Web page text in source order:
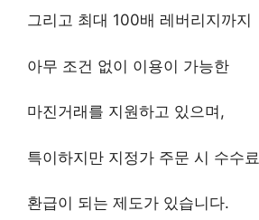
그리고 최대 100배 레버리지까지
아무 조건 없이 이용이 가능한
마진거래를 지원하고 있으며,
특이하지만 지정가 주문 시 수수료
환급이 되는 제도가 있습니다.